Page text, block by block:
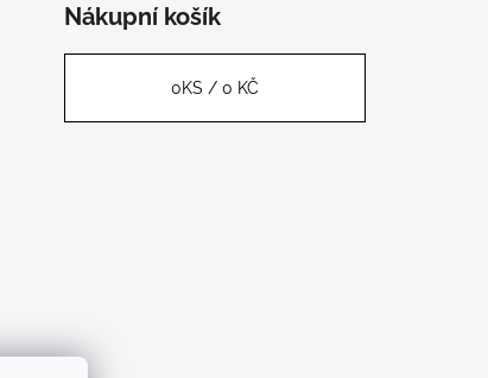
Nákupní košík
0KS / 0 KČ